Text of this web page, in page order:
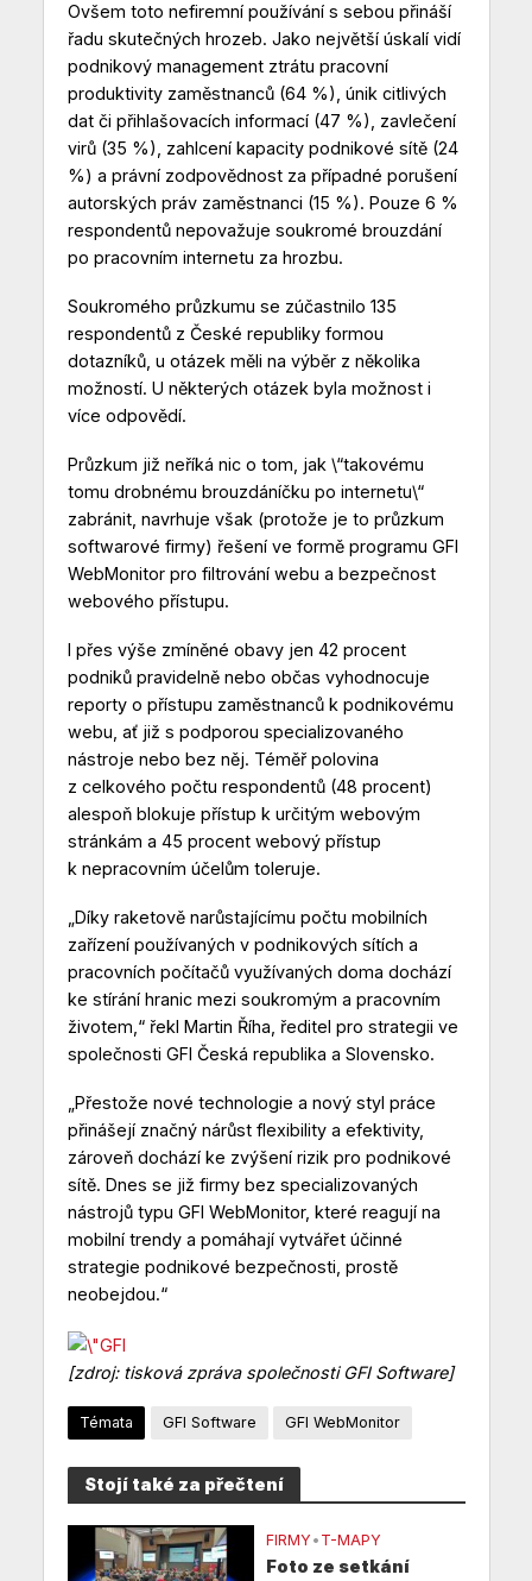
Ovšem toto nefiremní používání s sebou přináší
řadu skutečných hrozeb. Jako největší úskalí vidí
podnikový management ztrátu pracovní
produktivity zaměstnanců (64 %), únik citlivých
dat či přihlašovacích informací (47 %), zavlečení
virů (35 %), zahlcení kapacity podnikové sítě (24
%) a právní zodpovědnost za případné porušení
autorských práv zaměstnanci (15 %). Pouze 6 %
respondentů nepovažuje soukromé brouzdání
po pracovním internetu za hrozbu.
Soukromého průzkumu se zúčastnilo 135
respondentů z České republiky formou
dotazníků, u otázek měli na výběr z několika
možností. U některých otázek byla možnost i
více odpovědí.
Průzkum již neříká nic o tom, jak \“takovému
tomu drobnému brouzdáníčku po internetu\“
zabránit, navrhuje však (protože je to průzkum
softwarové firmy) řešení ve formě programu GFI
WebMonitor pro filtrování webu a bezpečnost
webového přístupu.
I přes výše zmíněné obavy jen 42 procent
podniků pravidelně nebo občas vyhodnocuje
reporty o přístupu zaměstnanců k podnikovému
webu, ať již s podporou specializovaného
nástroje nebo bez něj. Téměř polovina
z celkového počtu respondentů (48 procent)
alespoň blokuje přístup k určitým webovým
stránkám a 45 procent webový přístup
k nepracovním účelům toleruje.
„Díky raketově narůstajícímu počtu mobilních
zařízení používaných v podnikových sítích a
pracovních počítačů využívaných doma dochází
ke stírání hranic mezi soukromým a pracovním
životem,“ řekl Martin Říha, ředitel pro strategii ve
společnosti GFI Česká republika a Slovensko.
„Přestože nové technologie a nový styl práce
přinášejí značný nárůst flexibility a efektivity,
zároveň dochází ke zvýšení rizik pro podnikové
sítě. Dnes se již firmy bez specializovaných
nástrojů typu GFI WebMonitor, které reagují na
mobilní trendy a pomáhají vytvářet účinné
strategie podnikové bezpečnosti, prostě
neobejdou.“
[zdroj: tisková zpráva společnosti GFI Software]
Témata GFI Software GFI WebMonitor
Stojí také za přečtení
FIRMY • T-MAPY
Foto ze setkání